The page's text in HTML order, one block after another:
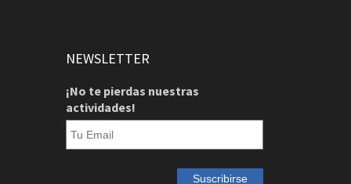
NEWSLETTER
¡No te pierdas nuestras
actividades!